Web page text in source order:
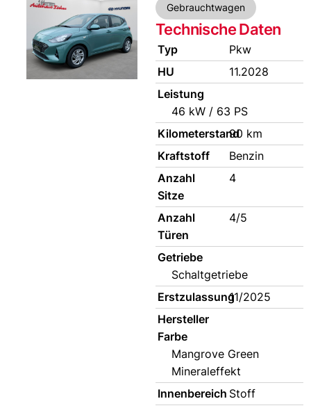
Gebrauchtwagen
Technische Daten
Typ
Pkw
HU
11.2028
Leistung
46 kW / 63 PS
Kilometerstand90 km
Kraftstoff
Benzin
Anzahl
Sitze
4
Anzahl
Türen
4/5
Getriebe
Schaltgetriebe
Erstzulassung11/2025
Hersteller
Farbe
Mangrove Green
Mineraleffekt
Innenbereich Stoff